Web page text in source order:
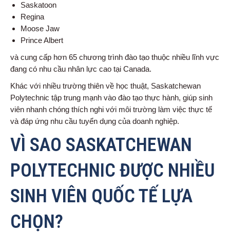
Saskatoon
Regina
Moose Jaw
Prince Albert
và cung cấp hơn 65 chương trình đào tạo thuộc nhiều lĩnh vực
đang có nhu cầu nhân lực cao tại Canada.
Khác với nhiều trường thiên về học thuật, Saskatchewan
Polytechnic tập trung mạnh vào đào tạo thực hành, giúp sinh
viên nhanh chóng thích nghi với môi trường làm việc thực tế
và đáp ứng nhu cầu tuyển dụng của doanh nghiệp.
VÌ SAO SASKATCHEWAN
POLYTECHNIC ĐƯỢC NHIỀU
SINH VIÊN QUỐC TẾ LỰA
CHỌN?